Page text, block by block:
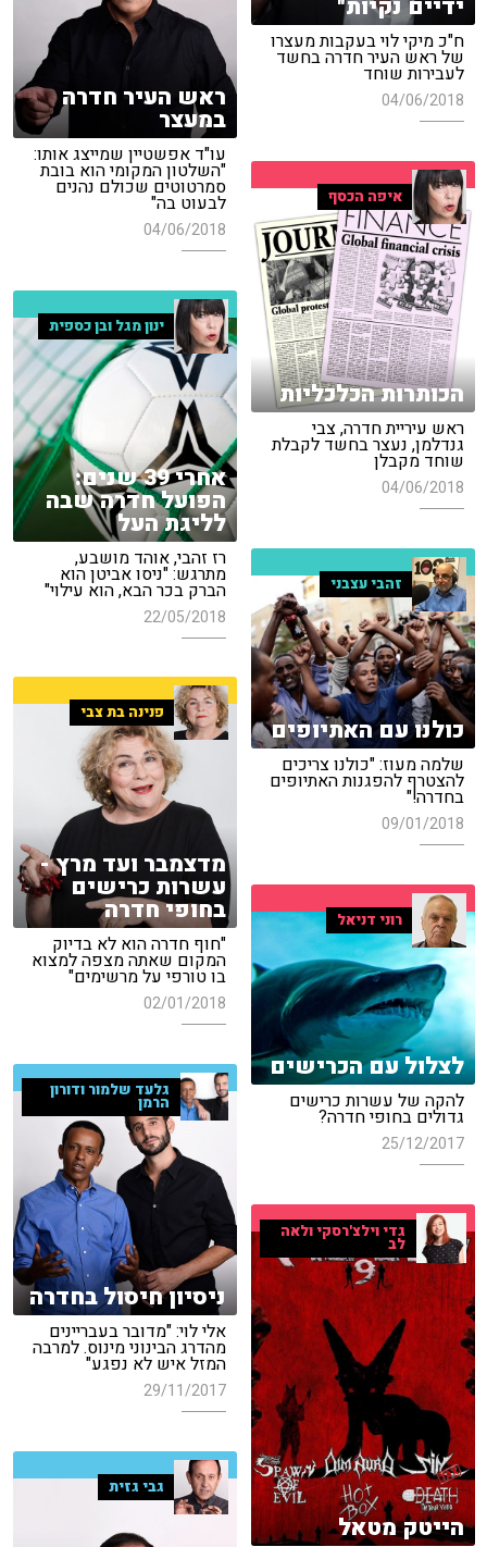
ידיים נקיות"
ח"כ מיקי לוי בעקבות מעצרו
של ראש העיר חדרה בחשד
לעבירות שוחד
04/06/2018 ראש העיר חדרה
במעצר
עו"ד אפשטיין שמייצג אותו:
"השלטון המקומי הוא בובת
סמרטוטים שכולם נהנים
לבעוט בה"
04/06/2018
איפה הכסף
הכותרות הכלכליות
ראש עיריית חדרה, צבי
גנדלמן, נעצר בחשד לקבלת
שוחד מקבלן
04/06/2018
ינון מגל ובן כספית
אחרי 39 שנים:
הפועל חדרה שבה
לליגת העל
רז זהבי, אוהד מושבע,
מתרגש: "ניסו אביטן הוא
הברק בכר הבא, הוא עילוי"
22/05/2018
זהבי עצבני
כולנו עם האתיופים
שלמה מעוז: "כולנו צריכים
להצטרף להפגנות האתיופים
בחדרה!"
09/01/2018
פנינה בת צבי
מדצמבר ועד מרץ -
עשרות כרישים
בחופי חדרה
"חוף חדרה הוא לא בדיוק
המקום שאתה מצפה למצוא
בו טורפי על מרשימים"
02/01/2018
רוני דניאל
לצלול עם הכרישים
להקה של עשרות כרישים
גדולים בחופי חדרה?
25/12/2017
גלעד שלמור ודורון
הרמן
ניסיון חיסול בחדרה
אלי לוי: "מדובר בעבריינים
מהדרג הבינוני מינוס. למרבה
המזל איש לא נפגע"
29/11/2017
גדי וילצ'רסקי ולאה
לב
הייטק מטאל
גבי גזית